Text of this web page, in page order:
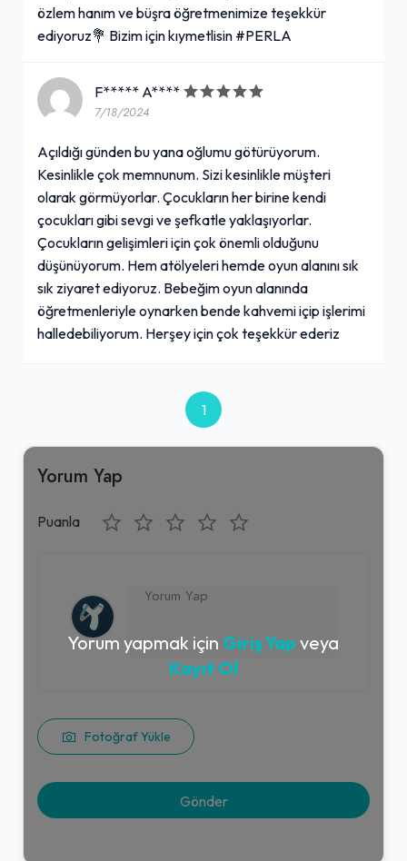
özlem hanım ve büşra öğretmenimize teşekkür
ediyoruz💐 Bizim için kıymetlisin #PERLA
F***** A****
7/18/2024
Açıldığı günden bu yana oğlumu götürüyorum.
Kesinlikle çok memnunum. Sizi kesinlikle müşteri
olarak görmüyorlar. Çocukların her birine kendi
çocukları gibi sevgi ve şefkatle yaklaşıyorlar.
Çocukların gelişimleri için çok önemli olduğunu
düşünüyorum. Hem atölyeleri hemde oyun alanını sık
sık ziyaret ediyoruz. Bebeğim oyun alanında
öğretmenleriyle oynarken bende kahvemi içip işlerimi
halledebiliyorum. Herşey için çok teşekkür ederiz
1
Yorum Yap
Puanla
Fotoğraf Yükle
Yorum yapmak için Giriş Yap veya
Kayıt Ol